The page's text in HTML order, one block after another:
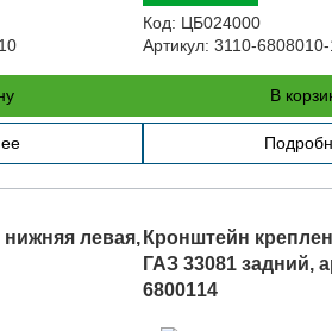
Код: ЦБ024000
Артикул: 3110-6808010-
В
левая, Кронштейн
ГАЗ 33081 задний,
6800114